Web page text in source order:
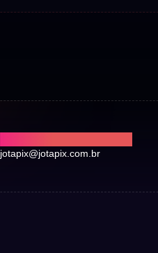
jotapix@jotapix.com.br